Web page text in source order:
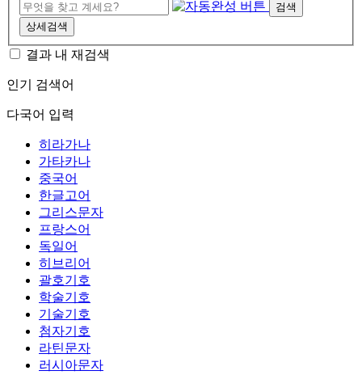
검색
상세검색
결과 내 재검색
인기 검색어
다국어 입력
히라가나
가타카나
중국어
한글고어
그리스문자
프랑스어
독일어
히브리어
괄호기호
학술기호
기술기호
첨자기호
라틴문자
러시아문자